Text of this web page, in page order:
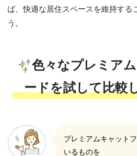
ば、快適な居住スペースを維持する
う。
色々なプレミア
ードを試して比較
プレミアムキャット
いるものを